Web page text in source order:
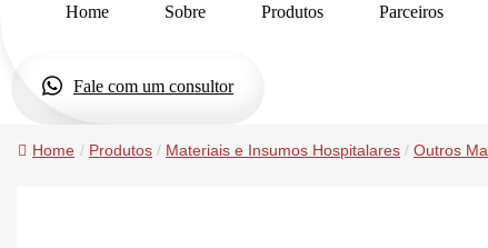
Home Sobre Produtos Parceiros
Fale com um consultor
Home / Produtos / Materiais e Insumos Hospitalares / Outros